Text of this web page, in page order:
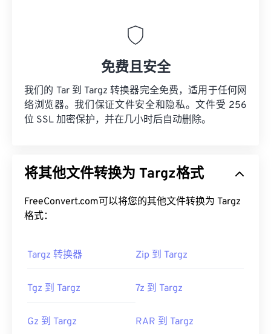
免费且安全
我们的 Tar 到 Targz 转换器完全免费，适用于任何网
络浏览器。我们保证文件安全和隐私。文件受 256
位 SSL 加密保护，并在几小时后自动删除。
将其他文件转换为 Targz格式
FreeConvert.com可以将您的其他文件转换为 Targz
格式：
Targz 转换器 Zip 到 Targz
Tgz 到 Targz 7z 到 Targz
Gz 到 Targz RAR 到 Targz